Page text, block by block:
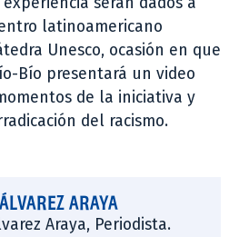
latinoamericano
Unesco, ocasión en que
Bío presentará un video
de la iniciativa y
del racismo.
ARAYA
Araya, Periodista.